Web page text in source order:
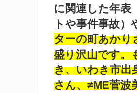
に関連した年表
トや事件事故）
ターの町あかり
盛り沢山です。
き、いわき市出
さん、≠ME菅波